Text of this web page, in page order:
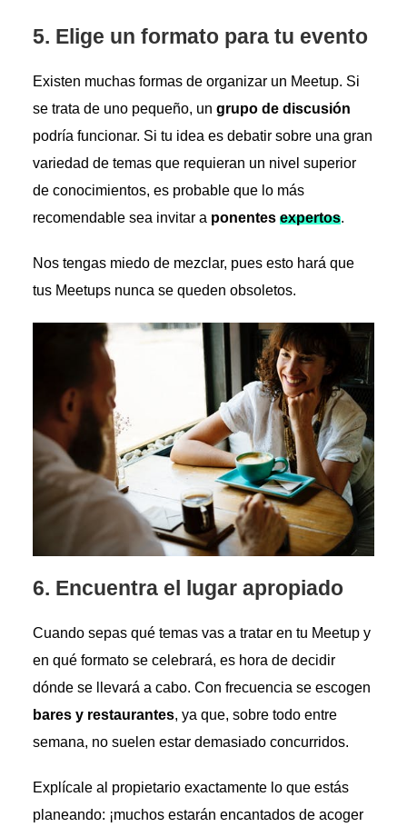
5. Elige un formato para tu evento
Existen muchas formas de organizar un Meetup. Si
se trata de uno pequeño, un grupo de discusión
podría funcionar. Si tu idea es debatir sobre una gran
variedad de temas que requieran un nivel superior
de conocimientos, es probable que lo más
recomendable sea invitar a ponentes expertos.
Nos tengas miedo de mezclar, pues esto hará que
tus Meetups nunca se queden obsoletos.
6. Encuentra el lugar apropiado
Cuando sepas qué temas vas a tratar en tu Meetup y
en qué formato se celebrará, es hora de decidir
dónde se llevará a cabo. Con frecuencia se escogen
bares y restaurantes, ya que, sobre todo entre
semana, no suelen estar demasiado concurridos.
Explícale al propietario exactamente lo que estás
planeando: ¡muchos estarán encantados de acoger